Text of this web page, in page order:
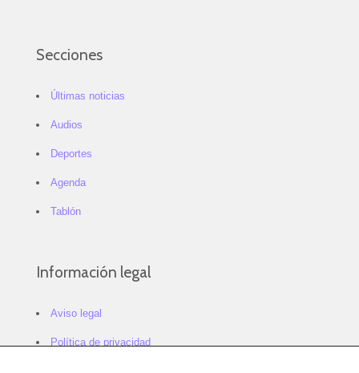
Secciones
Últimas noticias
Audios
Deportes
Agenda
Tablón
Información legal
Aviso legal
Política de privacidad